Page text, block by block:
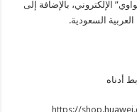
الإلكتروني، بالإضافة إلى
السعودية.
أدناه
https://